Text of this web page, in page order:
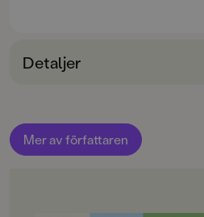
Detaljer
ÅLDERSGRUPP
3-6
Mer av författaren